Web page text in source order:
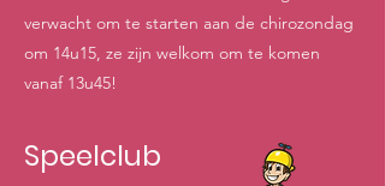
verwacht om te starten aan de chirozondag
om 14u15, ze zijn welkom om te komen
vanaf 13u45!
Speelclub